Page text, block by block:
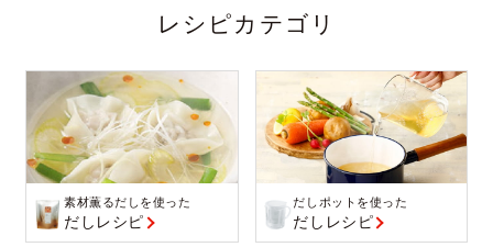
レシピカテゴリ
素材薫るだしを使った
だしレシピ
だしポットを使った
だしレシピ